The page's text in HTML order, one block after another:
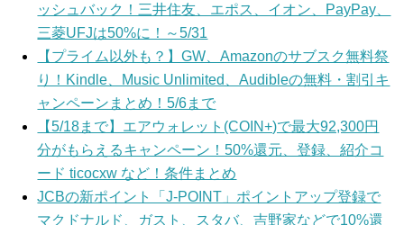
ッシュバック！三井住友、エポス、イオン、PayPay、
三菱UFJは50%に！～5/31
【プライム以外も？】GW、Amazonのサブスク無料祭
り！Kindle、Music Unlimited、Audibleの無料・割引キ
ャンペーンまとめ！5/6まで
【5/18まで】エアウォレット(COIN+)で最大92,300円
分がもらえるキャンペーン！50%還元、登録、紹介コ
ード ticocxw など！条件まとめ
JCBの新ポイント「J-POINT」ポイントアップ登録で
マクドナルド、ガスト、スタバ、吉野家などで10%還